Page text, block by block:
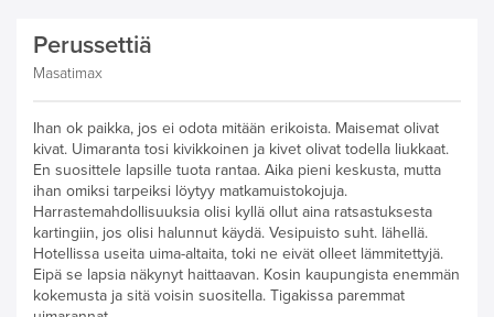
Perussettiä
Masatimax
Ihan ok paikka, jos ei odota mitään erikoista. Maisemat olivat
kivat. Uimaranta tosi kivikkoinen ja kivet olivat todella liukkaat.
En suosittele lapsille tuota rantaa. Aika pieni keskusta, mutta
ihan omiksi tarpeiksi löytyy matkamuistokojuja.
Harrastemahdollisuuksia olisi kyllä ollut aina ratsastuksesta
kartingiin, jos olisi halunnut käydä. Vesipuisto suht. lähellä.
Hotellissa useita uima-altaita, toki ne eivät olleet lämmitettyjä.
Eipä se lapsia näkynyt haittaavan. Kosin kaupungista enemmän
kokemusta ja sitä voisin suositella. Tigakissa paremmat